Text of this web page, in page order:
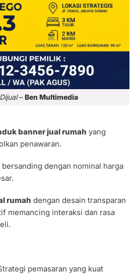
– Ben Multimedia
banner jual rumah yang
penawaran.
bersanding dengan nominal harga
rumah dengan desain transparan
memancing interaksi dan rasa
pemasaran yang kuat